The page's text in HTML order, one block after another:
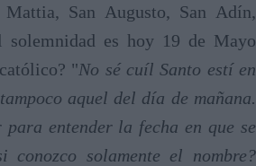
San Augusto, San Adín,
solemnidad es hoy 19 de Mayo
"No sé cuíl Santo estí en
aquel del día de mañana.
para entender la fecha en que se
conozco solamente el nombre?